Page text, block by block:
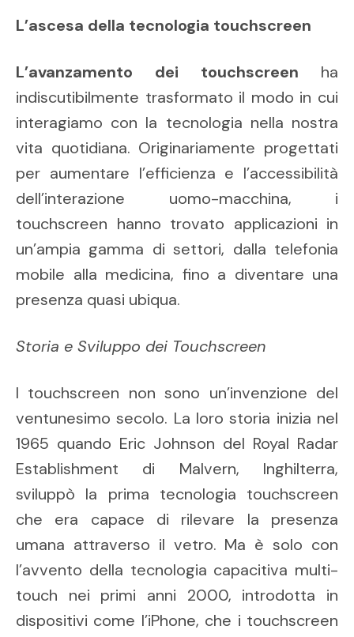
L’ascesa della tecnologia touchscreen
L’avanzamento dei touchscreen ha
indiscutibilmente trasformato il modo in cui
interagiamo con la tecnologia nella nostra
vita quotidiana. Originariamente progettati
per aumentare l’efficienza e l’accessibilità
dell’interazione uomo-macchina, i
touchscreen hanno trovato applicazioni in
un’ampia gamma di settori, dalla telefonia
mobile alla medicina, fino a diventare una
presenza quasi ubiqua.
Storia e Sviluppo dei Touchscreen
I touchscreen non sono un’invenzione del
ventunesimo secolo. La loro storia inizia nel
1965 quando Eric Johnson del Royal Radar
Establishment di Malvern, Inghilterra,
sviluppò la prima tecnologia touchscreen
che era capace di rilevare la presenza
umana attraverso il vetro. Ma è solo con
l’avvento della tecnologia capacitiva multi-
touch nei primi anni 2000, introdotta in
dispositivi come l’iPhone, che i touchscreen